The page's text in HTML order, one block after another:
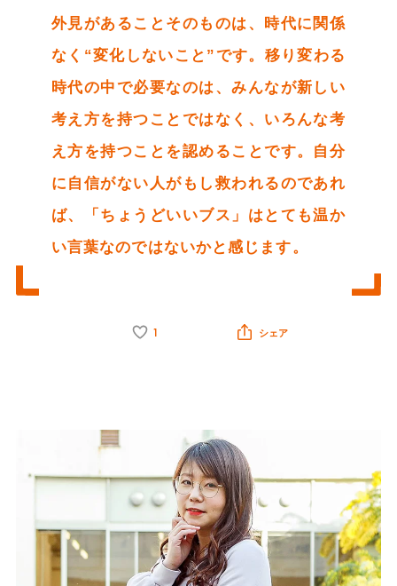
外見があることそのものは、時代に関係
なく“変化しないこと”です。移り変わる
時代の中で必要なのは、みんなが新しい
考え方を持つことではなく、いろんな考
え方を持つことを認めることです。自分
に自信がない人がもし救われるのであれ
ば、「ちょうどいいブス」はとても温か
い言葉なのではないかと感じます。
1 シェア